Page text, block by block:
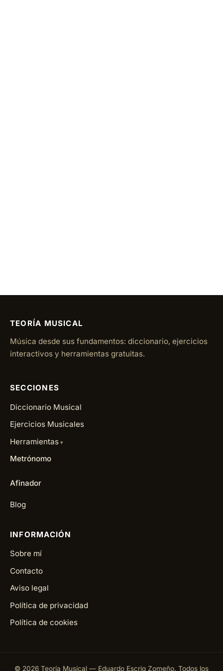
TEORÍA MUSICAL
Música desde sus fundamentos: diccionario, ejercicios
interactivos y herramientas gratuitas.
SECCIONES
Diccionario Musical
Ejercicios Musicales
Herramientas
Metrónomo
Afinador
Blog
INFORMACIÓN
Sobre mí
Contacto
Aviso legal
Política de privacidad
Política de cookies
© 2026 Teoría Musical — Eduardo Escrig Zomeño. Todos los